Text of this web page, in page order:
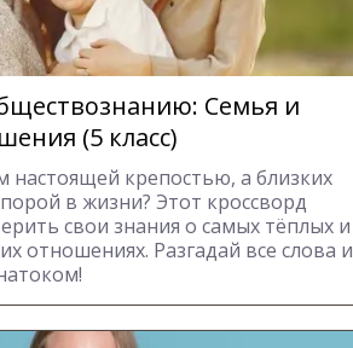
Семья и
(5 класс)
настоящей крепостью, а близких
в жизни? Этот кроссворд
свои знания о самых тёплых и
отношениях. Разгадай все слова и